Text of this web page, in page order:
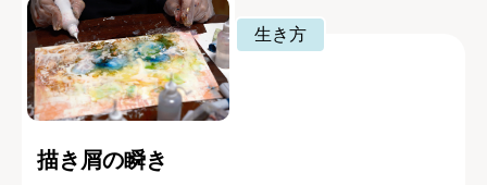
生き方
描き屑の瞬き